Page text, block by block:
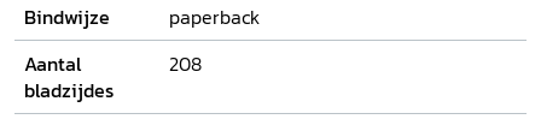
Bindwijze
paperback
Aantal
bladzijdes
208